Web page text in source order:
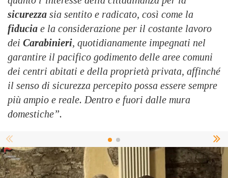
sicurezza sia sentito e radicato, così come la
fiducia e la considerazione per il costante lavoro
dei Carabinieri, quotidianamente impegnati nel
garantire il pacifico godimento delle aree comuni
dei centri abitati e della proprietà privata, affinché
il senso di sicurezza percepito possa essere sempre
più ampio e reale. Dentro e fuori dalle mura
domestiche”.